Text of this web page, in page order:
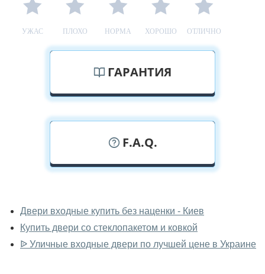
УЖАС ПЛОХО НОРМА ХОРОШО ОТЛИЧНО
ГАРАНТИЯ
F.A.Q.
двери вживую?
Да, можно посмотреть уличные двери в нашем
фирменном салоне-магазине.
Двери входные купить без наценки - Киев
Купить двери со стеклопакетом и ковкой
ᐉ Уличные входные двери по лучшей цене в Украине